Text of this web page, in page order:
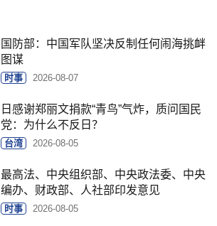
国防部：中国军队坚决反制任何闹海挑衅
图谋
时事 2026-08-07
日感谢郑丽文捐款“青鸟”气炸，质问国民
党：为什么不反日？
台湾 2026-08-05
最高法、中央组织部、中央政法委、中央
编办、财政部、人社部印发意见
时事 2026-08-05